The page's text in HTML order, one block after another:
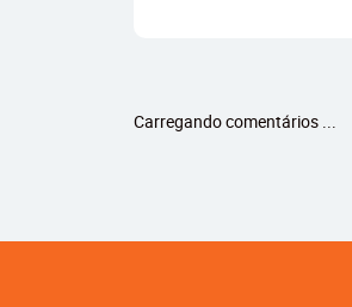
Carregando comentários ...